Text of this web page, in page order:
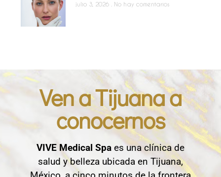
julio 3, 2026 No hay comentarios
Ven a Tijuana a
conocernos
VIVE Medical Spa es una clínica de
salud y belleza ubicada en Tijuana,